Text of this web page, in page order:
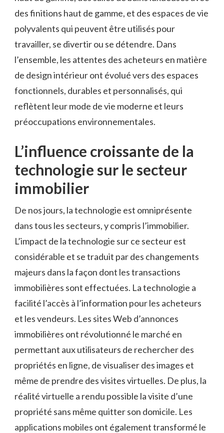
des finitions haut de gamme, et des espaces de vie
polyvalents qui peuvent être utilisés pour
travailler, se divertir ou se détendre. Dans
l’ensemble, les attentes des acheteurs en matière
de design intérieur ont évolué vers des espaces
fonctionnels, durables et personnalisés, qui
reflètent leur mode de vie moderne et leurs
préoccupations environnementales.
L’influence croissante de la
technologie sur le secteur
immobilier
De nos jours, la technologie est omniprésente
dans tous les secteurs, y compris l’immobilier.
L’impact de la technologie sur ce secteur est
considérable et se traduit par des changements
majeurs dans la façon dont les transactions
immobilières sont effectuées. La technologie a
facilité l’accès à l’information pour les acheteurs
et les vendeurs. Les sites Web d’annonces
immobilières ont révolutionné le marché en
permettant aux utilisateurs de rechercher des
propriétés en ligne, de visualiser des images et
même de prendre des visites virtuelles. De plus, la
réalité virtuelle a rendu possible la visite d’une
propriété sans même quitter son domicile. Les
applications mobiles ont également transformé le